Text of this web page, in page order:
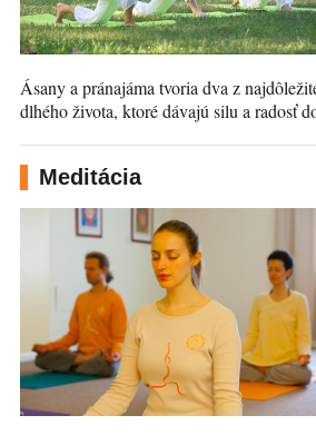
Ásany a pránajáma tvoria dva z
dlhého života, ktoré dávajú silu a radosť
Meditácia